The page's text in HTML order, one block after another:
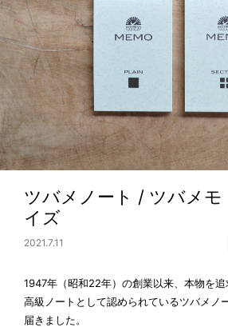
ツバメノート / ツバメモ
イズ
2021.7.11
1947年（昭和22年）の創業以来、本物を
高級ノートとして認められているツバメノ
届きました。